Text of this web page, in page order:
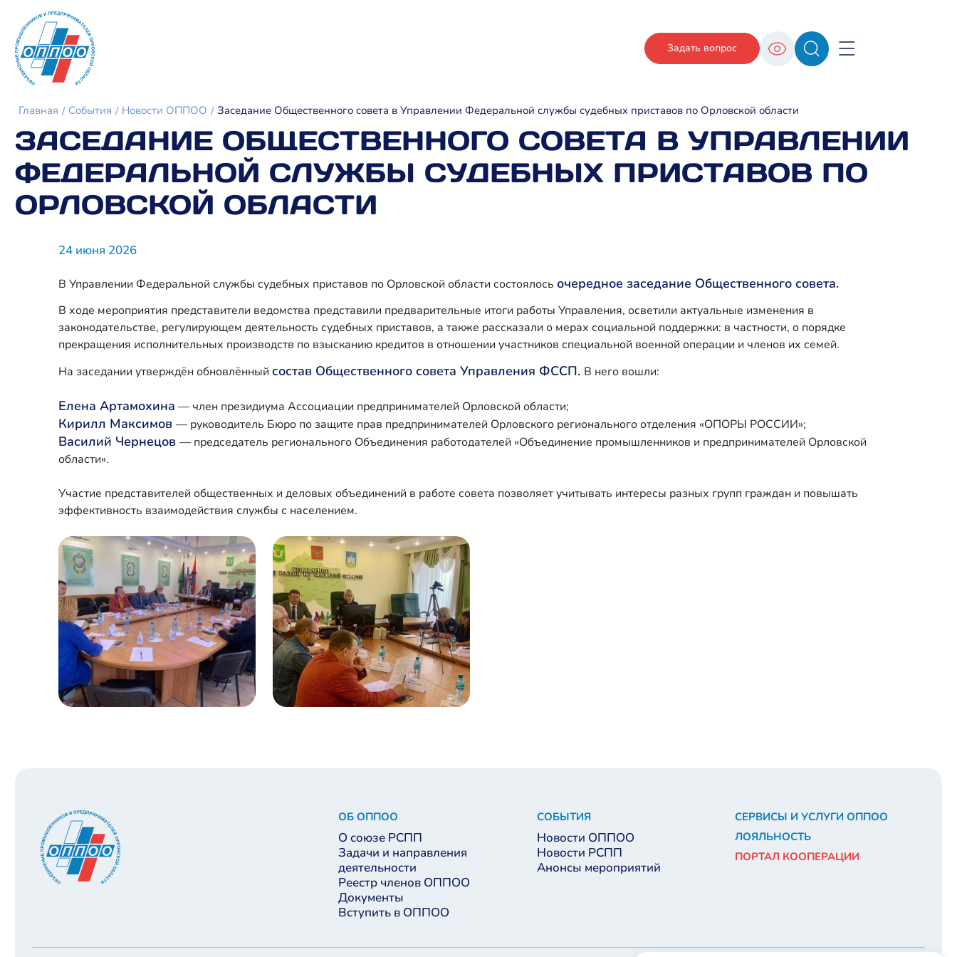
Задать вопрос
Главная События Новости ОППОО Заседание Общественного совета в Управлении Федеральной службы судебных приставов по Орловской области
ЗАСЕДАНИЕ ОБЩЕСТВЕННОГО СОВЕТА В УПРАВЛЕНИИ
ФЕДЕРАЛЬНОЙ СЛУЖБЫ СУДЕБНЫХ ПРИСТАВОВ ПО
ОРЛОВСКОЙ ОБЛАСТИ
24 июня 2026
В Управлении Федеральной службы судебных приставов по Орловской области состоялось очередное заседание Общественного совета.
В ходе мероприятия представители ведомства представили предварительные итоги работы Управления, осветили актуальные изменения в
законодательстве, регулирующем деятельность судебных приставов, а также рассказали о мерах социальной поддержки: в частности, о порядке
прекращения исполнительных производств по взысканию кредитов в отношении участников специальной военной операции и членов их семей.
На заседании утверждён обновлённый состав Общественного совета Управления ФССП. В него вошли:
Елена Артамохина — член президиума Ассоциации предпринимателей Орловской области;
Кирилл Максимов — руководитель Бюро по защите прав предпринимателей Орловского регионального отделения «ОПОРЫ РОССИИ»;
Василий Чернецов — председатель регионального Объединения работодателей «Объединение промышленников и предпринимателей Орловской
области».
Участие представителей общественных и деловых объединений в работе совета позволяет учитывать интересы разных групп граждан и повышать
эффективность взаимодействия службы с населением.
ОБ ОППОО
О союзе РСПП
Задачи и направления
деятельности
Реестр членов ОППОО
Документы
Вступить в ОППОО
СОБЫТИЯ
Новости ОППОО
Новости РСПП
Анонсы мероприятий
СЕРВИСЫ И УСЛУГИ ОППОО
ЛОЯЛЬНОСТЬ
ПОРТАЛ КООПЕРАЦИИ